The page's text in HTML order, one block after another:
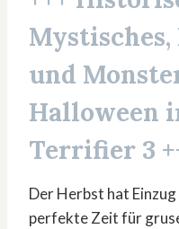
und
Halloween
Terrifier 3
Der Herbst hat
perfekte Zeit für